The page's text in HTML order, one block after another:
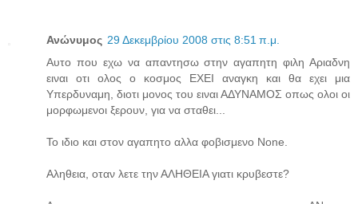
Ανώνυμος 29 Δεκεμβρίου 2008 στις 8:51 π.μ.
Αυτο που εχω να απαντησω στην αγαπητη φιλη Αριαδνη
ειναι οτι ολος ο κοσμος ΕΧΕΙ αναγκη και θα εχει μια
Υπερδυναμη, διοτι μονος του ειναι ΑΔΥΝΑΜΟΣ οπως ολοι οι
μορφωμενοι ξερουν, για να σταθει...
Το ιδιο και στον αγαπητο αλλα φοβισμενο None.
Αληθεια, οταν λετε την ΑΛΗΘΕΙΑ γιατι κρυβεστε?